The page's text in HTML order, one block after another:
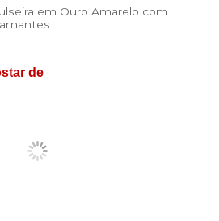
em Ouro Amarelo com
de